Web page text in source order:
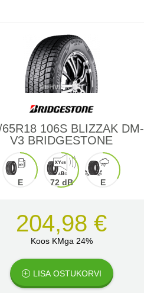
65R18 106S BLIZZAK DM-
V3 BRIDGESTONE
E 72 dB E
204,98 €
Koos KMga 24%
LISA OSTUKORVI